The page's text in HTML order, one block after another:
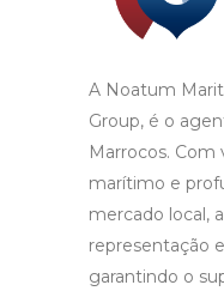
A Noatum
Group, é o
Marrocos.
marítimo e
mercado local,
representação
garantindo o